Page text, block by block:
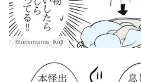
©tumumama_ikuji